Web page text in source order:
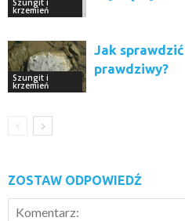
Szungit i
krzemień
Szungit i
krzemień
Jak
prawdziwy?
ZOSTAW ODPOWIEDŹ